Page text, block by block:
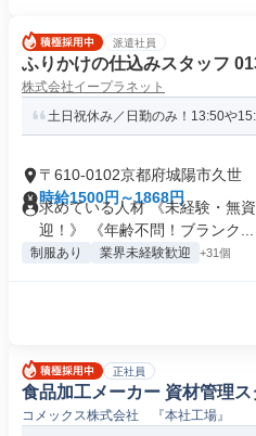
派遣社員
ふりかけの仕込みスタッフ
株式会社イープラネット
土日祝休み／日勤のみ！13:50や
〒610-0102京都府城陽市久世
時給1500円～1868円
求めている人材 《未経験・無
迎！》 《年齢不問！ブランク...
制服あり 業界未経験歓迎 +31個
正社員
食品加工メーカー 資材管理ス
コメックス株式会社 『本社工場』